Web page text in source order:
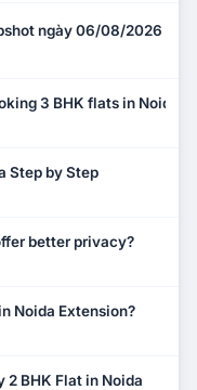
ngày 06/08/2026
3 BHK flats in Noida?
Step by Step
better privacy?
Noida Extension?
2 BHK Flat in Noida